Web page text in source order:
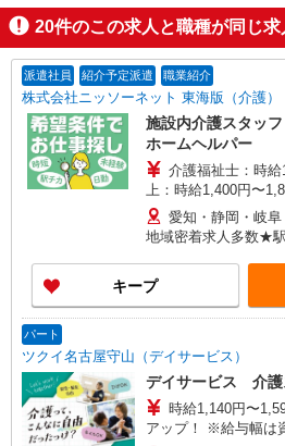
※経験者は3ヶ月以上
※給与幅は経験・能力による
★週払いOK（規定あり）
掲載期間終
20件のこの求人と職種が同じ求
派遣社員 紹介予定派遣 職業紹介
株式会社ニッソーネット 東海版（介護）
施設内介護スタ
ホームヘルパー
介護福祉士：時
上：時給1,400円〜
1,300円〜1,750円 ※給与幅は勤務先による +交通
費、諸手当（勤務先
愛知・静岡・岐
地域密着求人多数★
キープ
パート
ツクイ名古屋守山（デイサービス）
デイサービス 介護
時給1,140円〜1,599円 ★土日祝日は
アップ！ ※給与幅は